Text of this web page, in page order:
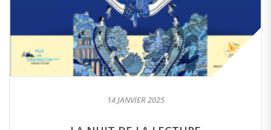
14 JANVIER 2025